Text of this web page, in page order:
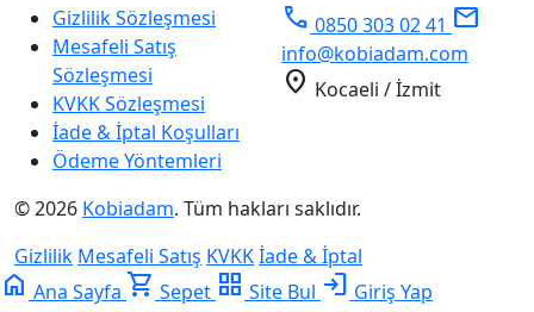
Gizlilik Sözleşmesi
Mesafeli Satış
Sözleşmesi
KVKK Sözleşmesi
İade & İptal Koşulları
Ödeme Yöntemleri
phone 0850 303 02 41 mail
info@kobiadam.com
location_on Kocaeli / İzmit
© 2026 Kobiadam. Tüm hakları saklıdır.
Gizlilik Mesafeli Satış KVKKİade & İptal
home Ana Sayfa shopping_cart Sepet grid_view Site Bul login Giriş Yap